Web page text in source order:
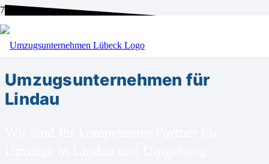
BEI UNS SIND SIE RICHTIG!
Umzugsunternehmen für
Lindau